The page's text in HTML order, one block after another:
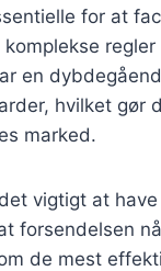
for at
en
hvilket gør
marked.
vigtigt at
forsendelsen
de mest